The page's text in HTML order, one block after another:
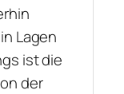
Lagen
ist die
der